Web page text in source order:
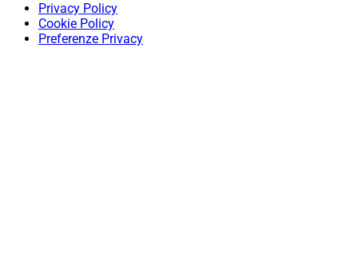
Privacy Policy
Cookie Policy
Preferenze Privacy